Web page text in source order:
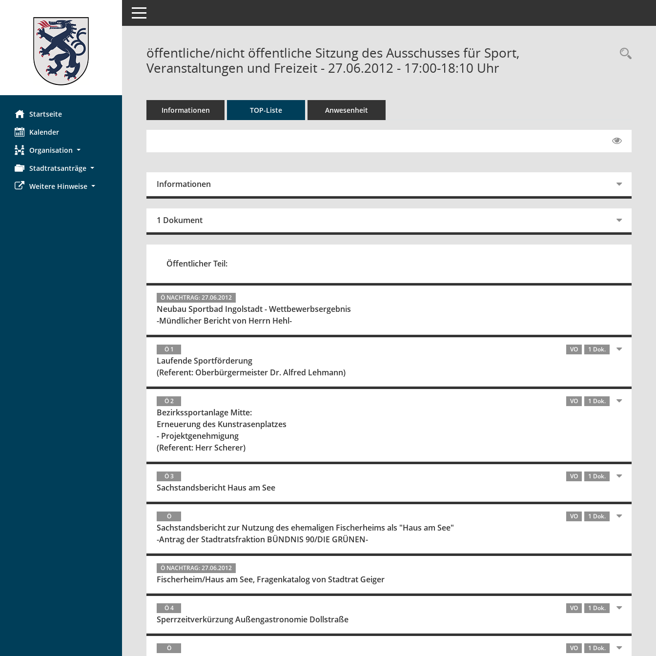
Startseite
Kalender
Organisation
Stadtratsanträge
Weitere Hinweise
Toggle navigation
öffentliche/nicht öffentliche Sitzung des Ausschusses für Sport,
Veranstaltungen und Freizeit - 27.06.2012 - 17:00-18:10 Uhr
Informationen TOP-Liste Anwesenheit
Informationen
1 Dokument
Öffentlicher Teil:
Ö NACHTRAG: 27.06.2012
Neubau Sportbad Ingolstadt - Wettbewerbsergebnis
-Mündlicher Bericht von Herrn Hehl-
Ö 1 VO 1 Dok.
Laufende Sportförderung
(Referent: Oberbürgermeister Dr. Alfred Lehmann)
Ö 2 VO 1 Dok.
Bezirkssportanlage Mitte:
Erneuerung des Kunstrasenplatzes
- Projektgenehmigung
(Referent: Herr Scherer)
Ö 3 VO 1 Dok.
Sachstandsbericht Haus am See
Ö VO 1 Dok.
Sachstandsbericht zur Nutzung des ehemaligen Fischerheims als "Haus am See"
-Antrag der Stadtratsfraktion BÜNDNIS 90/DIE GRÜNEN-
Ö NACHTRAG: 27.06.2012
Fischerheim/Haus am See, Fragenkatalog von Stadtrat Geiger
Ö 4 VO 1 Dok.
Sperrzeitverkürzung Außengastronomie Dollstraße
Ö VO 1 Dok.